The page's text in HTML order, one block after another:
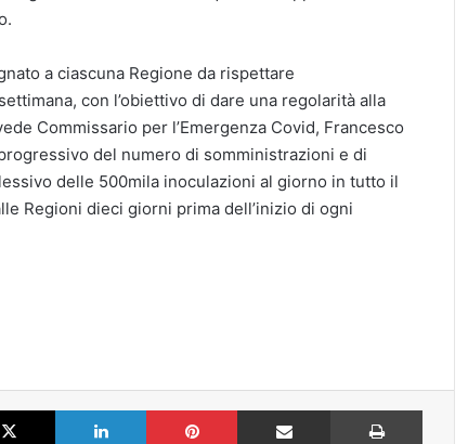
a ciascuna Regione da rispettare
con l’obiettivo di dare una regolarità alla
Commissario per l’Emergenza Covid, Francesco
del numero di somministrazioni e di
delle 500mila inoculazioni al giorno in tutto il
Regioni dieci giorni prima dell’inizio di ogni
X LinkedIn Pinterest Partilhar via Email Imprimir